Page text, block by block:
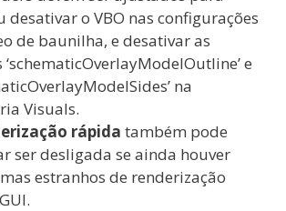
desativar o VBO nas configurações
de baunilha, e desativar as
‘schematicOverlayModelOutline’ e
na
Visuals.
rápida também pode
ser desligada se ainda houver
estranhos de renderização